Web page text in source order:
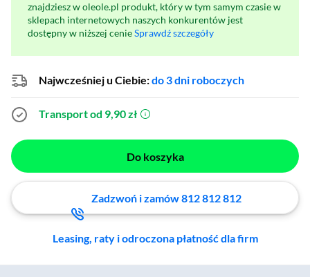
znajdziesz w oleole.pl produkt, który w tym samym czasie w
sklepach internetowych naszych konkurentów jest
dostępny w niższej cenieSprawdź szczegóły
Najwcześniej u Ciebie:do 3 dni roboczych
Transport od 9,90 zł (otworzy się w nowym oknie)
Do koszyka
Zadzwoń i zamów 812 812 812
Leasing, raty i odroczona płatność dla firm